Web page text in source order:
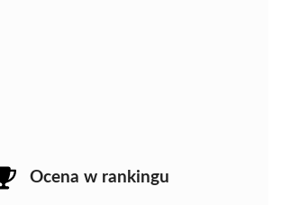
Ocena w rankingu